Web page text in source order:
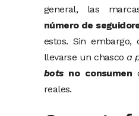
general, las
número de
estos. Sin embargo,
llevarse un chasco a
botsno consumen
reales.